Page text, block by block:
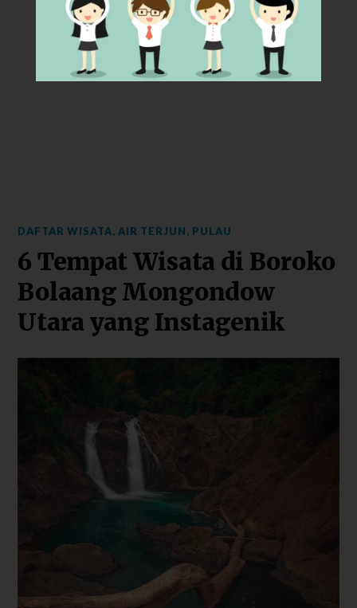
DAFTAR WISATA, AIR TERJUN, PULAU
6 Tempat Wisata di Boroko
Bolaang Mongondow
Utara yang Instagenik